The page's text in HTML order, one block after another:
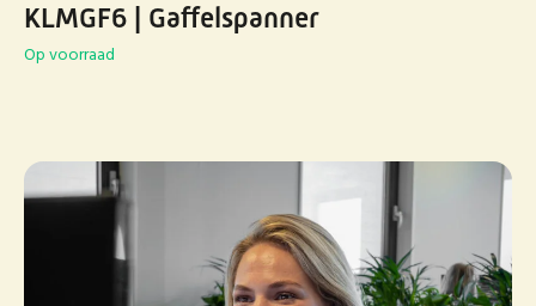
KLMGF6 | Gaffelspanner
Op voorraad